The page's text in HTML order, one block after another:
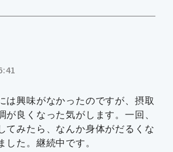
は興味がなかったのですが、摂取
が良くなった気がします。一回、
てみたら、なんか身体がだるくな
た。継続中です。